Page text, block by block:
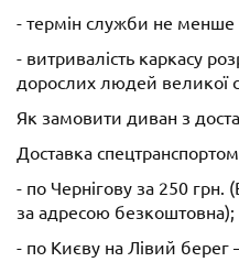
- термін служби не менше
- витривалість каркасу
дорослих людей великої
Як замовити диван з
Доставка
- по Чернігову за 250 грн.
за адресою безкоштовна);
- по Києву на Лівий берег